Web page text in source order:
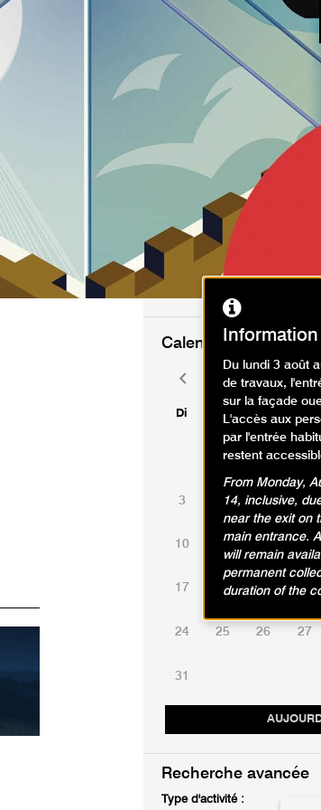
Calendrier des
mai
Di Lu Ma
3 4 5 6
10 11 12 13
17 18 19 20
24 25 26 27
31
Mois
précédent
Recherche avancée
Type d'activité :
Du lundi 3 août
de travaux,
sur la façade
L'accès aux
par l'entrée
restent
From Monday,
14, inclusive,
near the exit on
main entrance.
will remain
permanent
duration of the